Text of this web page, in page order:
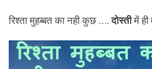
रिश्ता मुहब्बत का नही कुछ ….दोस्तीमें ही